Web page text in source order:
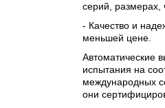
серий, размерах,
- Качество и
меньшей цене.
Автоматические
испытания на
международных
они